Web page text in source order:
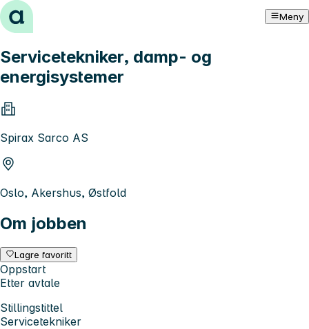
Hopp til innhold Meny
Servicetekniker, damp- og
energisystemer
Spirax Sarco AS
Oslo, Akershus, Østfold
Om jobben
Lagre favoritt
Oppstart
Etter avtale
Stillingstittel
Servicetekniker